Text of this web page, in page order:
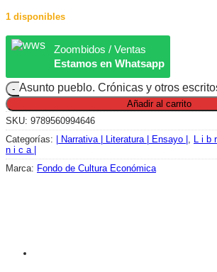
1 disponibles
Zoombidos / Ventas
Estamos en Whatsapp
Asunto pueblo. Crónicas y otros
Añadir al carrito
SKU: 9789560994646
Categorías: | Narrativa | Literatura | Ensayo | L i b
n i c a |
Marca: Fondo de Cultura Económica